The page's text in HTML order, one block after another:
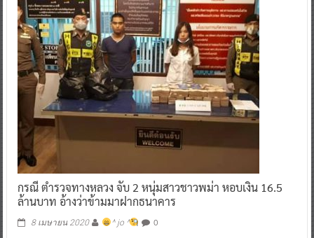
กรณี​ ตำรวจทางหลวง​ จับ​ 2​ หนุ่มสาวชาวพม่า​ หอบเงิน​ 16.5​
ล้านบาท​ อ้างว่าข้ามมาฝากธนาคาร
8 เมษายน 2020 ^ jo ^ 0